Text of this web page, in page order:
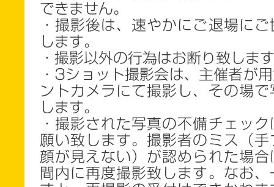
できません。
・撮影後は、速やかにご退場に
します。
・撮影以外の行為はお断り致しま
・3ショット撮影会は、主催者が
ントカメラにて撮影し、その場
します。
・撮影された写真の不備チェッ
願い致します。撮影者のミス（
顔が見えない）が認められた場
間内に再度撮影致します。なお